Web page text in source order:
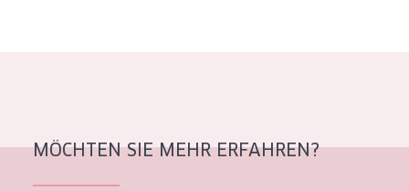
MÖCHTEN SIE MEHR ERFAHREN?